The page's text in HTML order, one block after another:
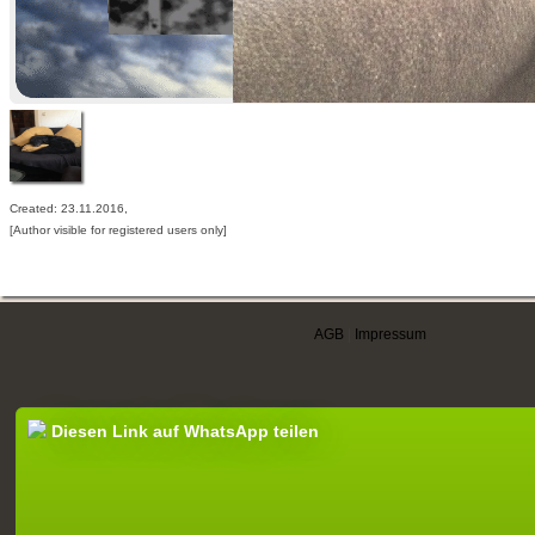
Created: 23.11.2016,
[Author visible for registered users only]
AGB Impressum
Diesen Link auf WhatsApp teilen